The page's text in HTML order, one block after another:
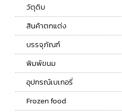
วัตุดิบ
สินค้าตกแต่ง
บรรจุภัณฑ์
พิมพ์ขนม
อุปกรณ์เบเกอรี่
Frozen food